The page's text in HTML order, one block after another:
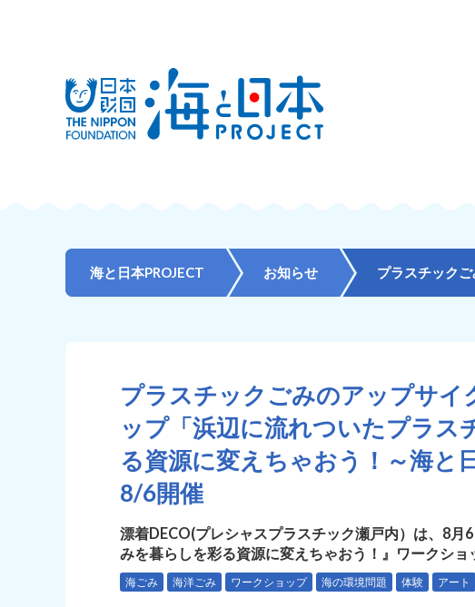
海と日本PROJECT お知らせ
プラスチックごみのアップサイ
ップ「浜辺に流れついたプラス
る資源に変えちゃおう！～海と
8/6開催
漂着DECO(プレシャスプラスチック瀬戸内）は、8月
みを暮らしを彩る資源に変えちゃおう！』ワークショ
海ごみ 海洋ごみ ワークショップ 海の環境問題 体験 アート